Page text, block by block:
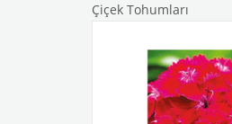
Çiçek Tohumları